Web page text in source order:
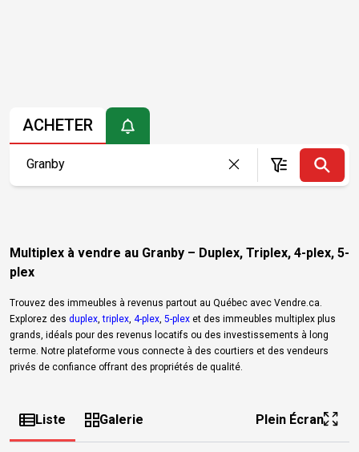
ACHETER
Multiplex à vendre au Granby – Duplex, Triplex, 4-plex, 5-
plex
Trouvez des immeubles à revenus partout au Québec avec Vendre.ca.
Explorez des duplex ,triplex 4-plex 5-plex et des immeubles multiplex plus
grands, idéals pour des revenus locatifs ou des investissements à long
terme. Notre plateforme vous connecte à des courtiers et des vendeurs
privés de confiance offrant des propriétés de qualité.
Liste Galerie Plein Écran